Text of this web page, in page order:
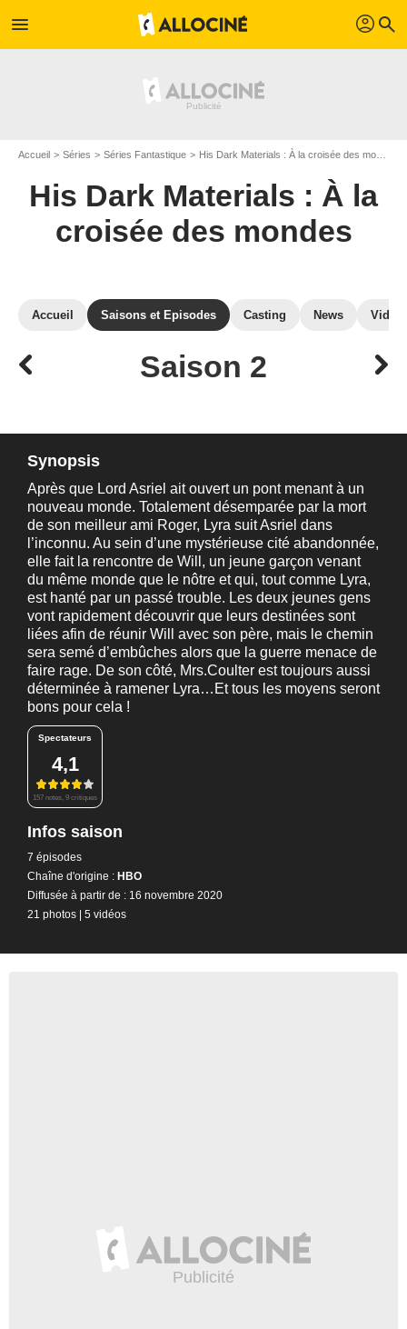
menu profil search
Accueil Séries Séries Fantastique His Dark Materials : À la croisée des mondes
His Dark Materials : À la
croisée des mondes
Accueil Saisons et Episodes Casting News
Saison 2
Synopsis
Après que Lord Asriel ait ouvert un pont menant à un
nouveau monde. Totalement désemparée par la mort
de son meilleur ami Roger, Lyra suit Asriel dans
l’inconnu. Au sein d’une mystérieuse cité abandonnée,
elle fait la rencontre de Will, un jeune garçon venant
du même monde que le nôtre et qui, tout comme Lyra,
est hanté par un passé trouble. Les deux jeunes gens
vont rapidement découvrir que leurs destinées sont
liées afin de réunir Will avec son père, mais le chemin
sera semé d’embûches alors que la guerre menace de
faire rage. De son côté, Mrs.Coulter est toujours aussi
déterminée à ramener Lyra…Et tous les moyens seront
bons pour cela !
Spectateurs
4,1
157 notes, 9 critiques
Infos saison
7 épisodes
Chaîne d'origine : HBO
Diffusée à partir de : 16 novembre 2020
21 photos | 5 vidéos